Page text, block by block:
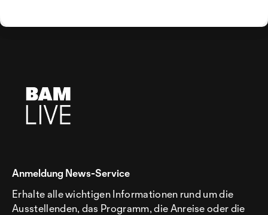
Anmeldung News-Service
Erhalte alle wichtigen Informationen rund um die
Ausstellenden, das Programm, die Anreise oder die